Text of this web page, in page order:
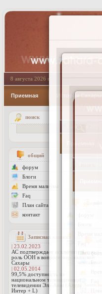
8 августа 2026 г.
Приемная История Сахары
поиск
общий
форум
Блоги
Время малитвы
Faq
План сайта
контакт
Записная книжка
| 23.02.2023
АС подтверждает исключительную
роль ООН в вопросе марокканской
Сахары
| 02.05.2014
99,5% доступность на
национальном телевидении и
телевидении Эль-Аюн (Алула
Интер + L)